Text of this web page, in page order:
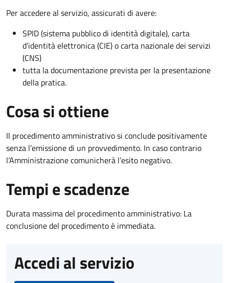
Per accedere al servizio, assicurati di avere:
SPID (sistema pubblico di identità digitale), carta
d’identità elettronica (CIE) o carta nazionale dei servizi
(CNS)
tutta la documentazione prevista per la presentazione
della pratica.
Cosa si ottiene
Il procedimento amministrativo si conclude positivamente
senza l’emissione di un provvedimento. In caso contrario
l’Amministrazione comunicherà l’esito negativo.
Tempi e scadenze
Durata massima del procedimento amministrativo: La
conclusione del procedimento è immediata.
Accedi al servizio